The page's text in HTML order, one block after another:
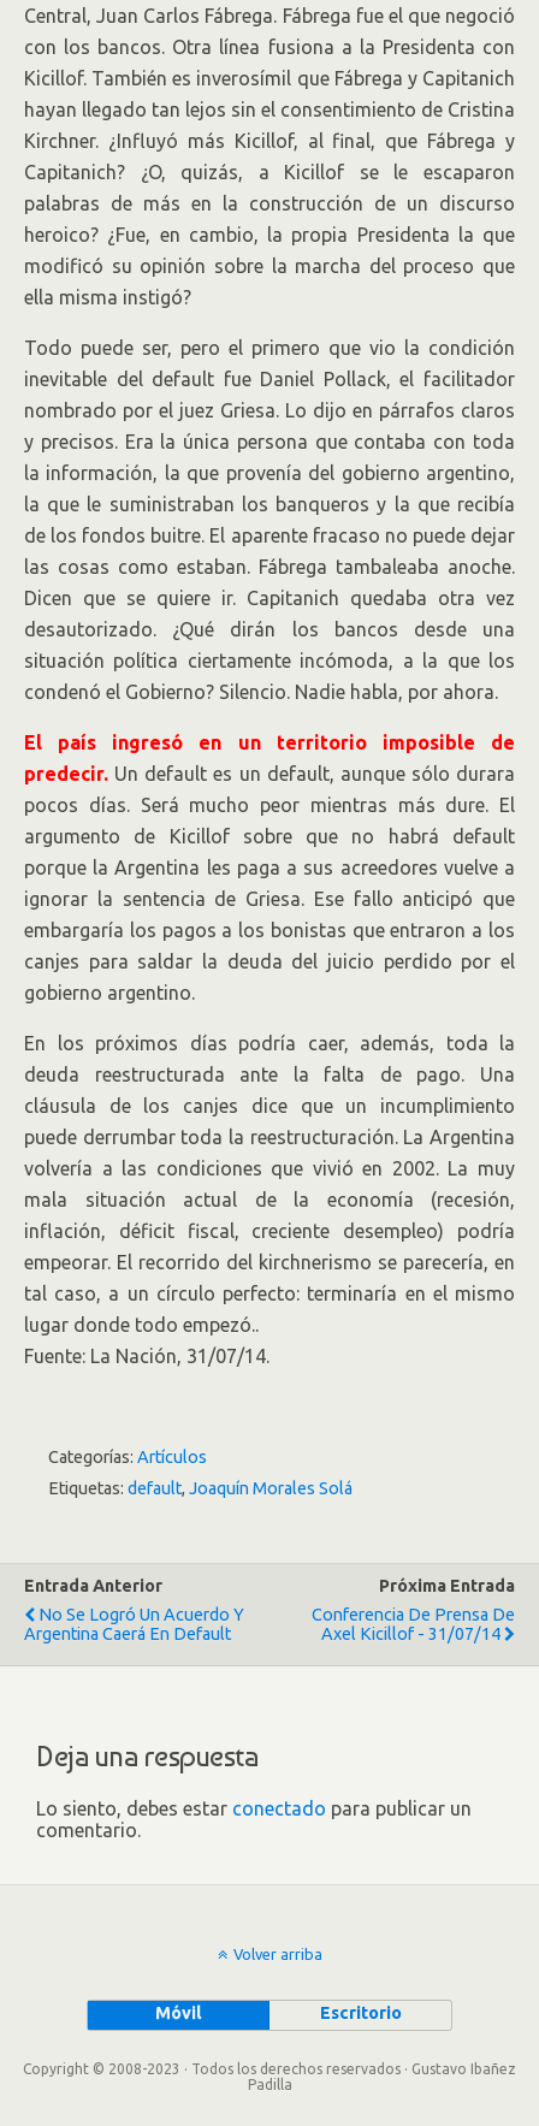
Central, Juan Carlos Fábrega. Fábrega fue el que negoció
con los bancos. Otra línea fusiona a la Presidenta con
Kicillof. También es inverosímil que Fábrega y Capitanich
hayan llegado tan lejos sin el consentimiento de Cristina
Kirchner. ¿Influyó más Kicillof, al final, que Fábrega y
Capitanich? ¿O, quizás, a Kicillof se le escaparon
palabras de más en la construcción de un discurso
heroico? ¿Fue, en cambio, la propia Presidenta la que
modificó su opinión sobre la marcha del proceso que
ella misma instigó?
Todo puede ser, pero el primero que vio la condición
inevitable del default fue Daniel Pollack, el facilitador
nombrado por el juez Griesa. Lo dijo en párrafos claros
y precisos. Era la única persona que contaba con toda
la información, la que provenía del gobierno argentino,
la que le suministraban los banqueros y la que recibía
de los fondos buitre. El aparente fracaso no puede dejar
las cosas como estaban. Fábrega tambaleaba anoche.
Dicen que se quiere ir. Capitanich quedaba otra vez
desautorizado. ¿Qué dirán los bancos desde una
situación política ciertamente incómoda, a la que los
condenó el Gobierno? Silencio. Nadie habla, por ahora.
El país ingresó en un territorio imposible de
predecir. Un default es un default, aunque sólo durara
pocos días. Será mucho peor mientras más dure. El
argumento de Kicillof sobre que no habrá default
porque la Argentina les paga a sus acreedores vuelve a
ignorar la sentencia de Griesa. Ese fallo anticipó que
embargaría los pagos a los bonistas que entraron a los
canjes para saldar la deuda del juicio perdido por el
gobierno argentino.
En los próximos días podría caer, además, toda la
deuda reestructurada ante la falta de pago. Una
cláusula de los canjes dice que un incumplimiento
puede derrumbar toda la reestructuración. La Argentina
volvería a las condiciones que vivió en 2002. La muy
mala situación actual de la economía (recesión,
inflación, déficit fiscal, creciente desempleo) podría
empeorar. El recorrido del kirchnerismo se parecería, en
tal caso, a un círculo perfecto: terminaría en el mismo
lugar donde todo empezó..
Fuente: La Nación, 31/07/14.
Categorías: Artículos
Etiquetas: default, Joaquín Morales Solá
Entrada Anterior
No Se Logró Un Acuerdo Y
Argentina Caerá En Default
Próxima Entrada
Conferencia De Prensa De
Axel Kicillof - 31/07/14
Deja una respuesta
Lo siento, debes estar conectado para publicar un
comentario.
Volver arriba
Móvil Escritorio
Copyright © 2008-2023 · Todos los derechos reservados · Gustavo Ibañez
Padilla